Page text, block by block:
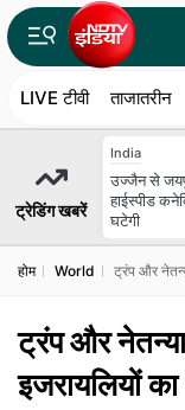
LIVE टीवी ताजातरीन
ट्रेडिंग खबरें
India
उज्जैन से
हाईस्पीड
घटेगी
होम World ट्रंप और
ट्रंप और
इजरायलियों